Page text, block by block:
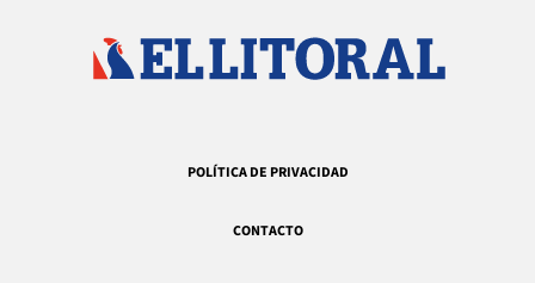
POLÍTICA DE PRIVACIDAD
CONTACTO